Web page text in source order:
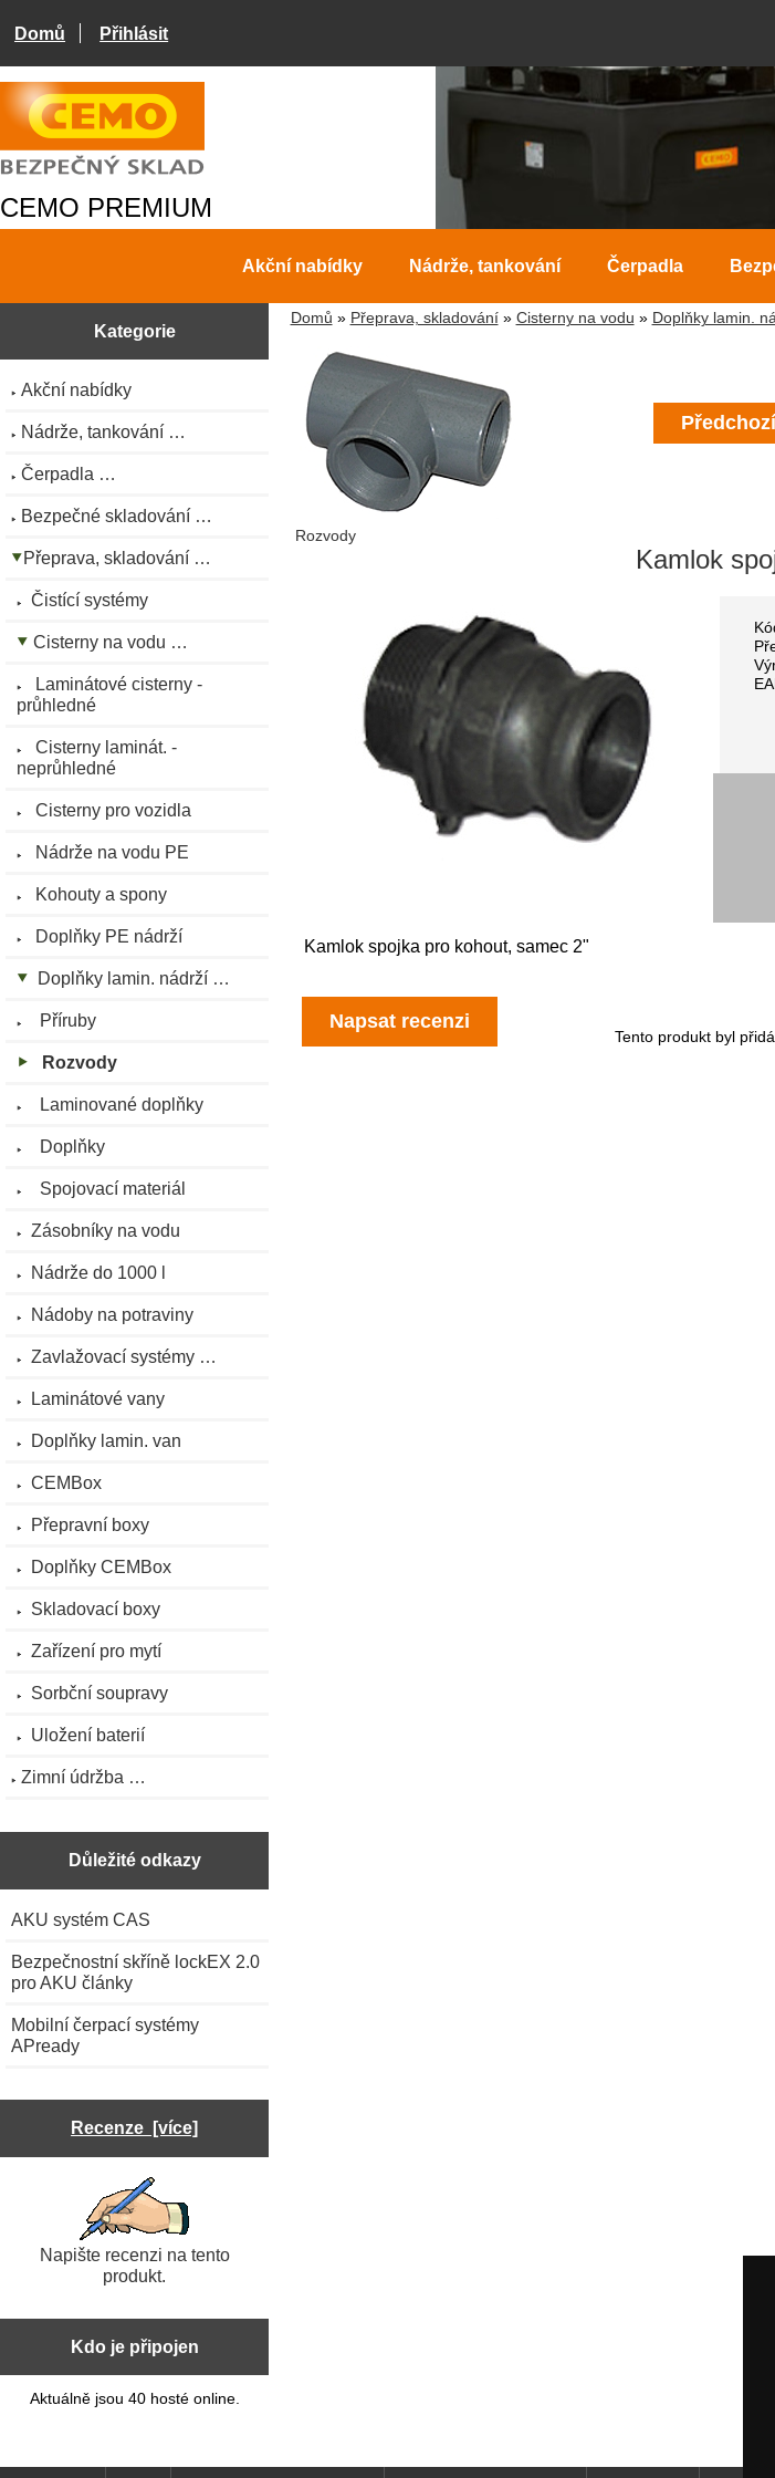
Domů Přihlásit
CEMO PREMIUM
Akční nabídky Nádrže, tankování Čerpadla
Kategorie
Akční nabídky
Nádrže, tankování …
Čerpadla …
Bezpečné skladování …
Přeprava, skladování …
Čistící systémy
Cisterny na vodu …
Laminátové cisterny -
průhledné
Cisterny laminát. -
neprůhledné
Cisterny pro vozidla
Nádrže na vodu PE
Kohouty a spony
Doplňky PE nádrží
Doplňky lamin. nádrží …
Příruby
Rozvody
Laminované doplňky
Doplňky
Spojovací materiál
Zásobníky na vodu
Nádrže do 1000 l
Nádoby na potraviny
Zavlažovací systémy …
Laminátové vany
Doplňky lamin. van
CEMBox
Přepravní boxy
Doplňky CEMBox
Skladovací boxy
Zařízení pro mytí
Sorbční soupravy
Uložení baterií
Zimní údržba …
Důležité odkazy
AKU systém CAS
Bezpečnostní skříně lockEX 2.0
pro AKU články
Mobilní čerpací systémy
APready
Recenze [více]
Napište recenzi na tento
produkt.
Kdo je připojen
Aktuálně jsou 40 hosté online.
Domů » Přeprava, skladování» Cisterny na vodu » Doplňky lamin.
Rozvody
Kamlok
Kamlok spojka pro kohout, samec 2"
Napsat recenzi
Tento produkt byl